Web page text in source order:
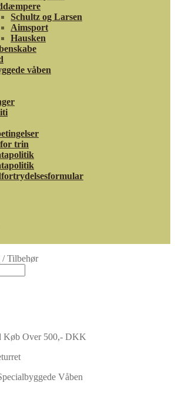
Schultz og Larsen
Aimsport
Hausken
våben
trin
/Tilbehør
Køb Over 500,- DKK
Våben